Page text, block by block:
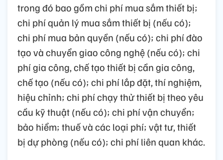
trong đó bao gồm chi phí mua sắm thiết bị;
chi phí quản lý mua sắm thiết bị (nếu có);
chi phí mua bản quyền (nếu có); chi phí đào
tạo và chuyển giao công nghệ (nếu có); chi
phí gia công, chế tạo thiết bị cần gia công,
chế tạo (nếu có); chi phí lắp đặt, thí nghiệm,
hiệu chỉnh; chi phí chạy thử thiết bị theo yêu
cầu kỹ thuật (nếu có); chi phí vận chuyển;
bảo hiểm; thuế và các loại phí; vật tư, thiết
bị dự phòng (nếu có); chi phí liên quan khác.